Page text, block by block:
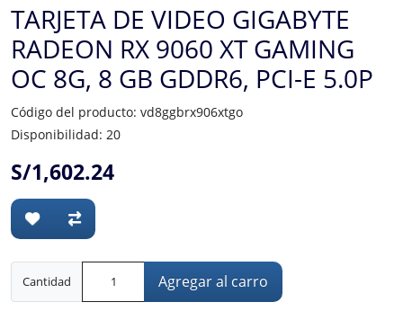
TARJETA DE VIDEO GIGABYTE
RADEON RX 9060 XT GAMING
OC 8G, 8 GB GDDR6, PCI-E 5.0P
Código del producto: vd8ggbrx906xtgo
Disponibilidad: 20
S/1,602.24
Cantidad Agregar al carro